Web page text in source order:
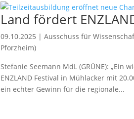
Land fördert
09.10.2025 |Ausschuss für
Pforzheim)
Stefanie Seemann MdL (GRÜNE): „Ein
ENZLAND Festival in Mühlacker mit
ein echter Gewinn für die regionale...